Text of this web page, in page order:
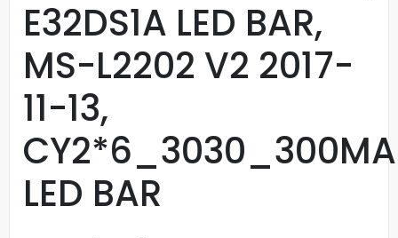
E32DS1A LED BAR,
MS-L2202 V2 2017-
11-13,
LED BAR